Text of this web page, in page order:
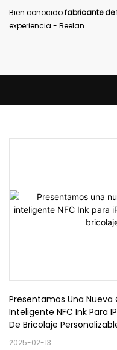
Bien conocidofabricante de
experiencia - Beelan
Presentamos Una
Inteligente NFC Ink Para
De Bricolaje
2025-02-13